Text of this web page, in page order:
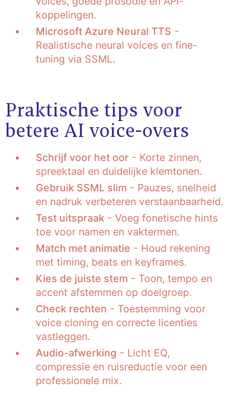
koppelingen.
Microsoft Azure Neural TTS -
Realistische neural voices en fine-
tuning via SSML.
Praktische tips voor
betere AI voice-overs
Schrijf voor het oor - Korte zinnen,
spreektaal en duidelijke klemtonen.
Gebruik SSML slim - Pauzes, snelheid
en nadruk verbeteren verstaanbaarheid.
Test uitspraak - Voeg fonetische hints
toe voor namen en vaktermen.
Match met animatie - Houd rekening
met timing, beats en keyframes.
Kies de juiste stem - Toon, tempo en
accent afstemmen op doelgroep.
Check rechten - Toestemming voor
voice cloning en correcte licenties
vastleggen.
Audio-afwerking - Licht EQ,
compressie en ruisreductie voor een
professionele mix.